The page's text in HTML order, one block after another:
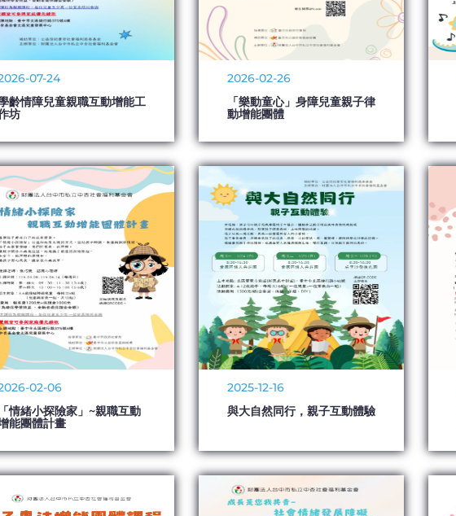
07-24
齡情障兒童親職互動增能工
坊
2026-02-26
「樂動童心」身障兒童親子律
動增能團體
02-06
情緒小探險家」~親職互動
能團體計畫
2025-12-16
與大自然同行，親子互動體驗